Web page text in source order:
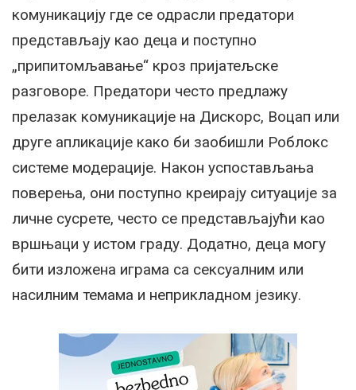
комуникацију где се одрасли предатори
представљају као деца и поступно
„припитомљавање“ кроз пријатељске
разговоре. Предатори често предлажу
прелазак комуникације на Дискорс, Воцап или
друге апликације како би заобишли Роблокс
системе модерације. Након успостављања
поверења, они поступно креирају ситуације за
личне сусрете, често се представљајући као
вршњаци у истом граду. Додатно, деца могу
бити изложена играма са сексуалним или
насилним темама и неприкладном језику.